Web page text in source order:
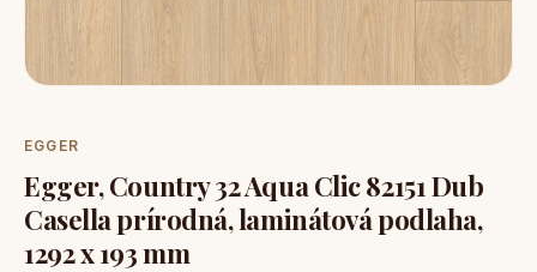
EGGER
Egger, Country 32 Aqua Clic 82151 Dub
Casella prírodná, laminátová podlaha,
1292 x 193 mm